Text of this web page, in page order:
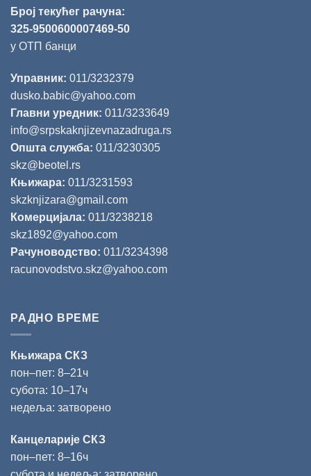
Број текућег рачуна:
325-9500600007469-50
у ОТП банци
Управник: 011/3232379
dusko.babic@yahoo.com
Главни уредник: 011/3233649
info@srpskaknjizevnazadruga.rs
Општа служба: 011/3230305
skz@beotel.rs
Књижара: 011/3231593
skzknjizara@gmail.com
Комерцијала: 011/3238218
skz1892@yahoo.com
Рачуноводство: 011/3234398
racunovodstvo.skz@yahoo.com
РАДНО ВРЕМЕ
Књижара СКЗ
пон‒пет: 8‒21ч
субота: 10‒17ч
недеља: затворено
Канцеларије СКЗ
пон‒пет: 8‒16ч